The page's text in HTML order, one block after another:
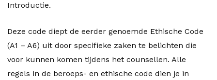
Introductie.
Deze code diept de eerder genoemde Ethische Code
(A1 – A6) uit door specifieke zaken te belichten die
voor kunnen komen tijdens het counsellen. Alle
regels in de beroeps- en ethische code dien je in